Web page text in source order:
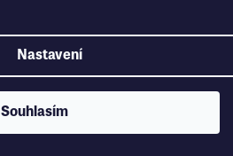
Nastavení
Souhlasím